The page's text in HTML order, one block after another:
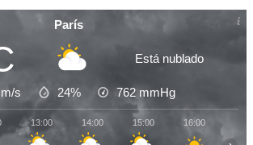
París
Está nublado
s 24% 762mmHg
13:00 14:00 15:00 16:00